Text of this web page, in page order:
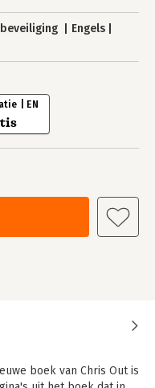
Engels
| EN
boek van Chris Out is